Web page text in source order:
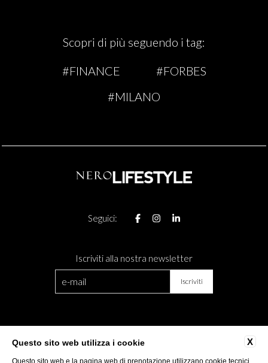
Scopri di più seguendo i tag:
#FINANCE
#FORBES
#MILANO
Seguici:
Iscriviti alla nostra newsletter
CONTATTI
DIVENTA PARTNER
DATI SOCIETARI
PRIVACY
X
Questo sito web utilizza i cookie
Questo sito web e la pagina web di prenotazione utilizzano cookie tecnici